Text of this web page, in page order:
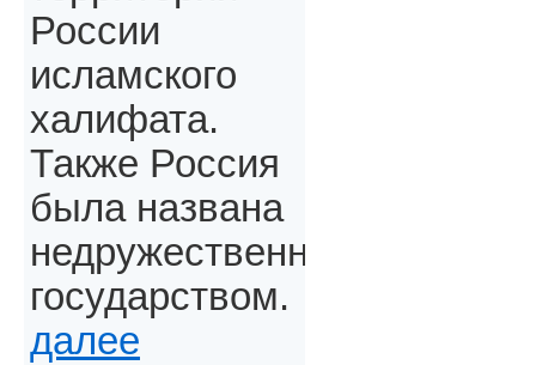
России
исламского
халифата.
Также Россия
была названа
недружественным
государством.
далее